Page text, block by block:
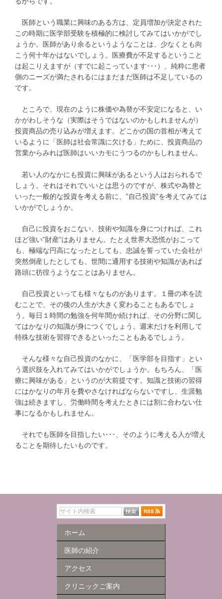
医師という職業に興味のある方は、定員増加が決定された
この時期に医学部受験を積極的に検討してみてはいかがでし
ょうか。医師があり余るというようなことは、少なくとも向
こう何十年かはないでしょう。医療費が不足するということ
は起こりえますが（すでに起こっています･･･）、純粋に患者
側のニーズが満たされるにはまだまだ医師は不足しているの
です。
ところで、現在のように株価や為替が不安定になると、い
かがわしそうな（実際はそうではないのかもしれませんが）
投資商品の売り込みが増えます。どこかの国の首相が考えて
いるように「医師は社会常識に欠ける」ために、投資商品の
営業からみれば医師はいいカモにうつるのかもしれません。
若い人のなかにも投資に興味があるという人はおられるで
しょう。それはそれでいいとは思うのですが、株式や為替と
いった一般的な投資を考える前に、”自己投資”を考えてみては
いかがでしょうか。
自己に投資をおこない、技術や知識を身につければ、これ
ほど強い”財産”はありません。たとえ世界大恐慌がおこって
も、極端な円高になったとしても、忠誠を誓っていた会社が
突然倒産したとしても、世間に通用する技術や知識があれば
路頭に彷徨うようなことはありません。
自己投資といっても様々なものがあります。１冊の本を読
むことで、その後の人生が大きく変わることもあるでしょ
う。毎日１時間の勉強を何年間か続ければ、その分野に関し
てはかなりの知識が身につくでしょう。週末だけを利用して
特殊な技術を習得できるといったこともあるでしょう。
そんな様々な自己投資のなかに、「医学部を目指す」とい
う選択肢を入れてみてはいかがでしょうか。もちろん、「医
療に興味がある」というのが大前提です。知識と技術の習得
にはかなりの年月を費やさなければならないですし、生涯勉
強は続きますし、労働時間を考えたときには割に合わない仕
事になるかもしれません。
それでも医師を目指したい･･･、そのように考える人が増え
ることを期待したいものです。
ホーム
医師の紹介
アクセス
クリニックご案内